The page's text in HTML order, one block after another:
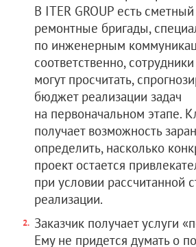
В ITER GROUP есть
ремонтные бригады,
по инженерным
соответственно,
могут просчитать,
бюджет реализации задач
на первоначальном этапе.
получает возможность
определить, насколько
проект остается
при условии рассчитанной
реализации.
Заказчик получает услуги
Ему не придется думать о